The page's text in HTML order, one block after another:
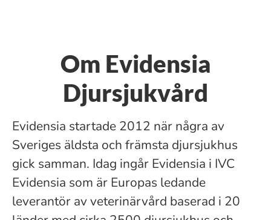
Om Evidensia
Djursjukvård
Evidensia startade 2012 när några av
Sveriges äldsta och främsta djursjukhus
gick samman. Idag ingår Evidensia i IVC
Evidensia som är Europas ledande
leverantör av veterinärvård baserad i 20